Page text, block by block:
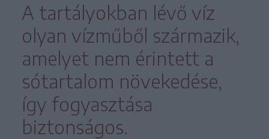
A tartályokban lévő víz
olyan vízműből származik,
amelyet nem érintett a
sótartalom növekedése,
így fogyasztása
biztonságos.